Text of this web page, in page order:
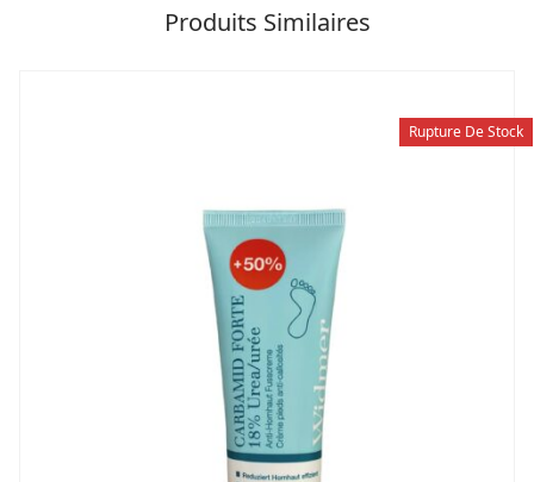
Produits Similaires
Rupture De Stock